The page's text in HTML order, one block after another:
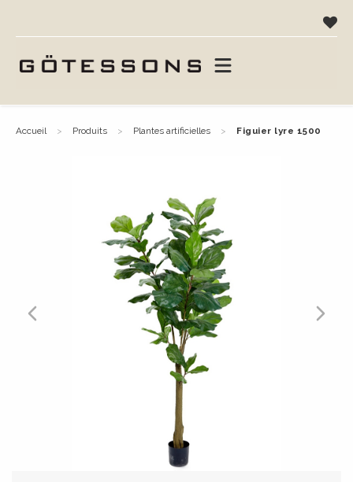
accueil produits plantes artificielles figuier lyre 1500